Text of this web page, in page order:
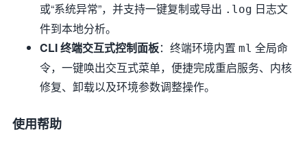
或“系统异常”，并支持一键复制或导出 .log 日志文
件到本地分析。
CLI 终端交互式控制面板：终端环境内置 ml 全局命
令，一键唤出交互式菜单，便捷完成重启服务、内核
修复、卸载以及环境参数调整操作。
使用帮助